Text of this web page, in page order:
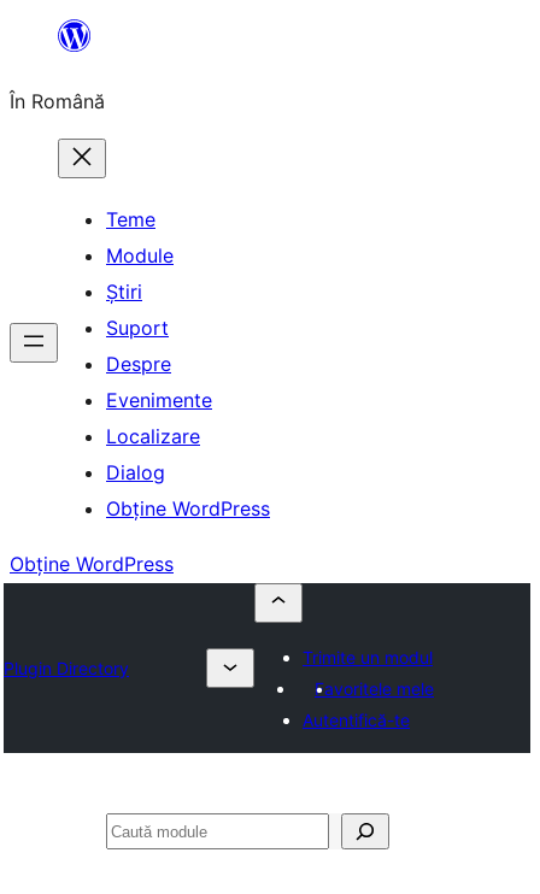
conținut
În Română
Teme
Module
Știri
Suport
Despre
Evenimente
Localizare
Dialog
Obține WordPress
Obține WordPress
Plugin Directory
Trimite un modul
Favoritele mele
Autentifică-te
Caută